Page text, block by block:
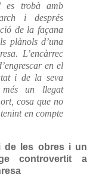
es trobà amb
i després
de la façana
plànols d’una
L’encàrrec
en el
i de la seva
un llegat
cosa que no
en compte
de les obres i un
controvertit a